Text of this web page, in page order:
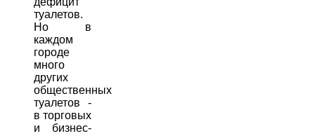
туалетов.
Но в
каждом
городе
много
других
общественных
туалетов -
в торговых
и бизнес-